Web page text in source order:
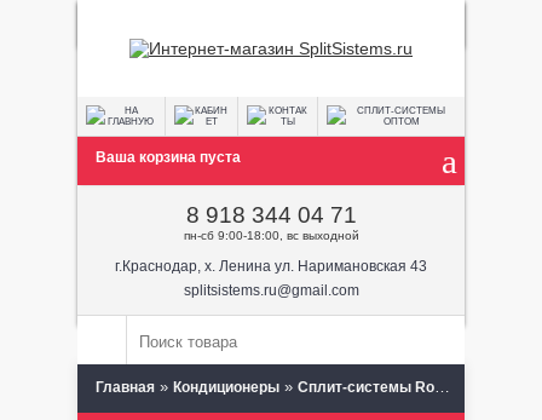
Ваша корзина пуста
8 918 344 04 71
пн-сб 9:00-18:00, вс выходной
г.Краснодар, х. Ленина ул. Наримановская 43
splitsistems.ru@gmail.com
Главная » Кондиционеры » Сплит-системы Royal Clima